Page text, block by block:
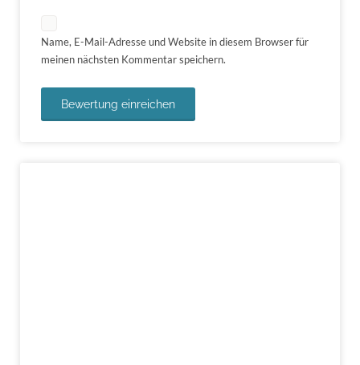
Name, E-Mail-Adresse und Website in diesem Browser für
meinen nächsten Kommentar speichern.